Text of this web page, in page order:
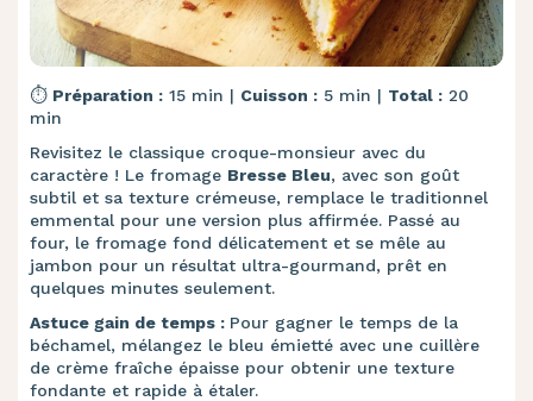
⏱️ Préparation : 15 min | Cuisson : 5 min | Total : 20
min
Revisitez le classique croque-monsieur avec du
caractère ! Le fromage Bresse Bleu, avec son goût
subtil et sa texture crémeuse, remplace le traditionnel
emmental pour une version plus affirmée. Passé au
four, le fromage fond délicatement et se mêle au
jambon pour un résultat ultra-gourmand, prêt en
quelques minutes seulement.
Astuce gain de temps : Pour gagner le temps de la
béchamel, mélangez le bleu émietté avec une cuillère
de crème fraîche épaisse pour obtenir une texture
fondante et rapide à étaler.